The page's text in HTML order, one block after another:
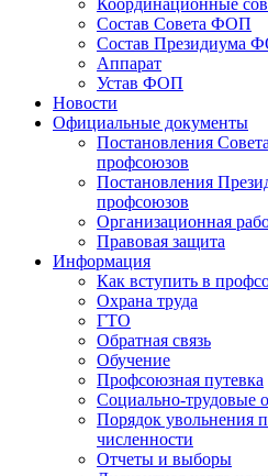
Координационные
Состав Совета ФОП
Состав Президиума
Аппарат
Устав ФОП
Новости
Официальные документы
Постановления
профсоюзов
Постановления
профсоюзов
Организационная
Правовая защита
Информация
Как вступить в
Охрана труда
ГТО
Обратная связь
Обучение
Профсоюзная путевка
Социально-трудовые
Порядок увольнения
численности
Отчеты и выборы